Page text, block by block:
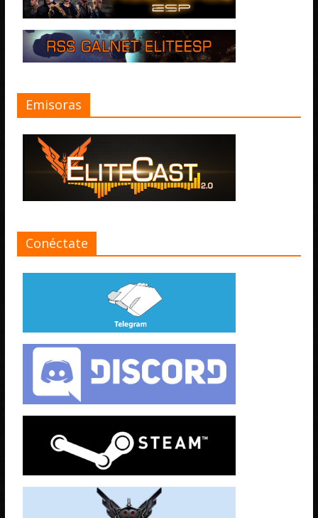
Emisoras
Conéctate